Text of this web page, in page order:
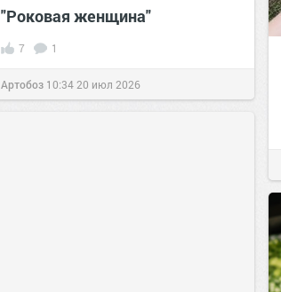
"Роковая женщина"
7 1
Артобоз 10:34 20 июл 2026